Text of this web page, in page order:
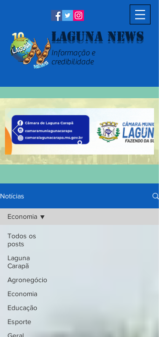
Laguna News
Informação e
credibilidade
Notícias
Todos os
posts
Laguna
Carapã
Agronegócio
Economia
Educação
Esporte
Economia